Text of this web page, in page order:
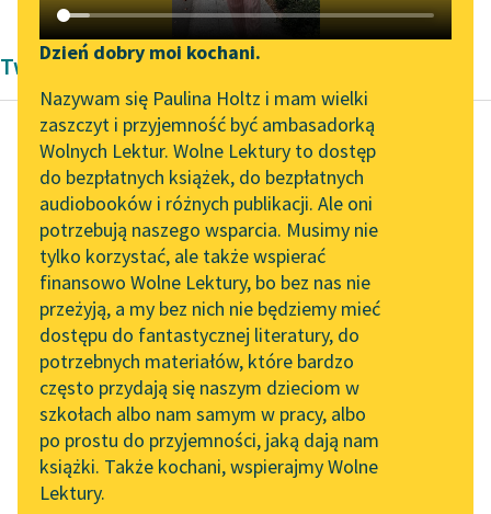
Katalog DAISY
Podkasty o książkach
Zgłoś brak utworu
Aktualności
Zapraszamy na spotkanie
online z tłumaczkami
literatury skandynawskiej
Spotkanie z Katarzyną
Tunkiel w Oslo
Wolne Lektury na 32.
Pol’and’Rock Festivalu
„Kochanek Lady
Chatterley” do słuchania
na Wolnych Lekturach
Nowy audiobook –
„Marzenie o Oriencie”
Narzędzia
Mapa Wolnych Lektur
Leśmianator
Przewodnik dla piszących i
czytających
API
OAI-PMH
Widget Wolnych Lektur
Przypisy
Dzień dobry moi kochani.
Nazywam się Paulina Holtz i mam wielki
zaszczyt i przyjemność być ambasadorką
Wolnych Lektur. Wolne Lektury to dostęp
do bezpłatnych książek, do bezpłatnych
audiobooków i różnych publikacji. Ale oni
potrzebują naszego wsparcia. Musimy nie
tylko korzystać, ale także wspierać
finansowo Wolne Lektury, bo bez nas nie
przeżyją, a my bez nich nie będziemy mieć
dostępu do fantastycznej literatury, do
potrzebnych materiałów, które bardzo
często przydają się naszym dzieciom w
szkołach albo nam samym w pracy, albo
po prostu do przyjemności, jaką dają nam
książki. Także kochani, wspierajmy Wolne
Lektury.
Twórczość Bolesława Leśmiana
Bolesław Leśmian
Baśń o rumaku
zaklętym
Ze łzami w oczach
skarżyła się sułtanowi
na Indianina, który ją
do drzewa przywiązał,
aby...
Czytaj więcej